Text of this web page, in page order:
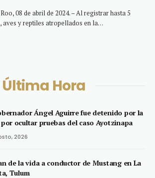
08 de abril de 2024. – Al registrar hasta 5
aves y reptiles atropellados en la…
Última Hora
Ángel Aguirre fue detenido por la
por ocultar pruebas del caso Ayotzinapa
2026
de la vida a conductor de Mustang en La
Tulum